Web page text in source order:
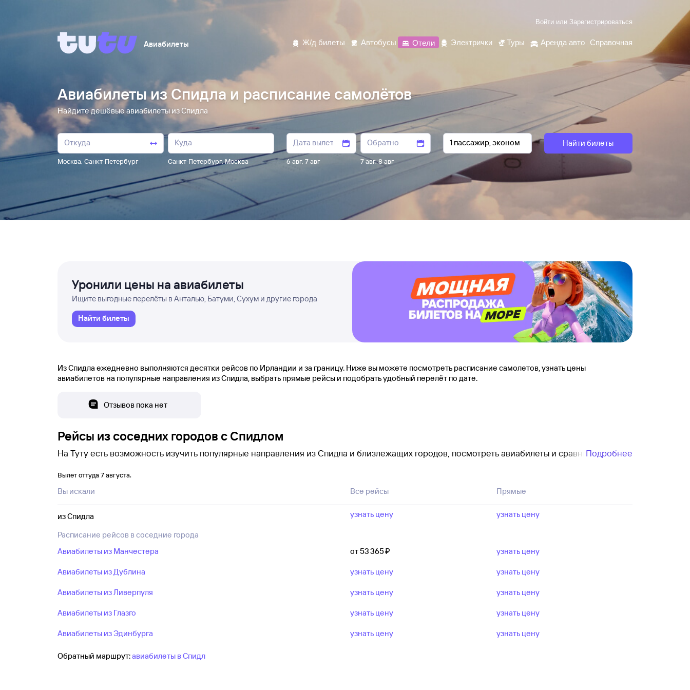
Войти или Зарегистрироваться
Авиабилеты Ж/д билеты Автобусы Отели Электрички Туры Аренда авто Справочная
Авиабилеты из Спидла и расписание самолётов
Найдите дешёвые авиабилеты из Спидла
Москва, Санкт-Петербург Санкт-Петербург,Москва 6 авг, 7 авг 7 авг,8 авг
Найти билеты
Уронили цены на авиабилеты
Ищите выгодные перелёты в Анталью, Батуми, Сухум и другие города
Найти билеты
Из Спидла ежедневно выполняются десятки рейсов по Ирландии и за границу. Ниже вы можете посмотреть расписание самолетов, узнать цены
авиабилетов на популярные направления из Спидла, выбрать прямые рейсы и подобрать удобный перелёт по дате.
Отзывов пока нет
Рейсы из соседних городов с Спидлом
На Туту есть возможность изучить популярные направления из Спидла и близлежащих городов, посмотреть авиабилеты и сравнить их
Если можно немного изменить даты поездки, то проверьте также рейсы на соседние даты: иногда авиабилеты с вылетом из Спидла на день
билета примените фильтры, например по авиакомпании.
Подробнее
Вылет оттуда 7 августа.
Вы искали Все рейсы Прямые
из Спидла узнать цену узнать цену
Расписание рейсов в соседние города
Авиабилеты из Манчестера
от 53 ⁠365 ⁠₽ узнать цену
Авиабилеты из Дублина узнать цену узнать цену
Авиабилеты из Ливерпуля узнать цену узнать цену
Авиабилеты из Глазго узнать цену узнать цену
Авиабилеты из Эдинбурга узнать цену узнать цену
Обратный маршрут:авиабилеты в Спидл